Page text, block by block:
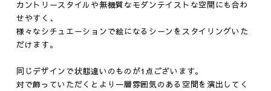
カントリースタイルや無機質なモダンテイストな空間にも合わ
せやすく、
様々なシチュエーションで絵になるシーンをスタイリングいた
だけます。
同じデザインで状態違いのものが1点ございます。
対で飾っていただくとより一層雰囲気のある空間を演出してく